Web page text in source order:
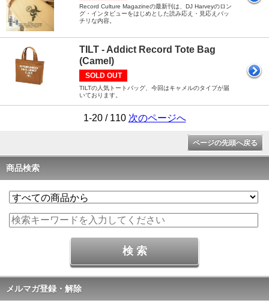
Record Culture Magazineの最新刊は、DJ Harveyのロン
グ・インタビューをはじめとした読み応え・見応えバッ
チリな内容。
TILT - Addict Record Tote Bag
(Camel)
SOLD OUT
TILTの人気トートバッグ、今回はキャメルのタイプが届
いております。
1-20 / 110 次のページへ
ページの先頭へ戻る
商品検索
メルマガ登録・解除